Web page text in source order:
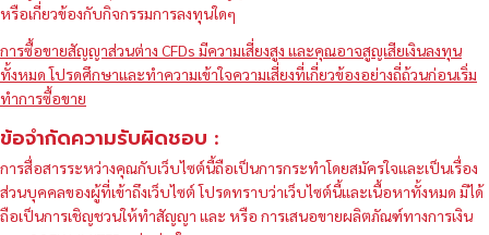
หรือเกี่ยวข้องกับกิจกรรมการลงทุนใดๆ
การซื้อขายสัญญาส่วนต่าง CFDs มีความเสี่ยงสูง และคุณอาจสูญเสียเงินลงทุน
ทั้งหมด โปรดศึกษาและทำความเข้าใจความเสี่ยงที่เกี่ยวข้องอย่างถี่ถ้วนก่อนเริ่ม
ทำการซื้อขาย
ข้อจำกัดความรับผิดชอบ :
การสื่อสารระหว่างคุณกับเว็บไซต์นี้ถือเป็นการกระทำโดยสมัครใจและเป็นเรื่อง
ส่วนบุคคลของผู้ที่เข้าถึงเว็บไซต์ โปรดทราบว่าเว็บไซต์นี้และเนื้อหาทั้งหมด มิได้
ถือเป็นการเชิญชวนให้ทำสัญญา และ หรือ การเสนอขายผลิตภัณฑ์ทางการเงิน